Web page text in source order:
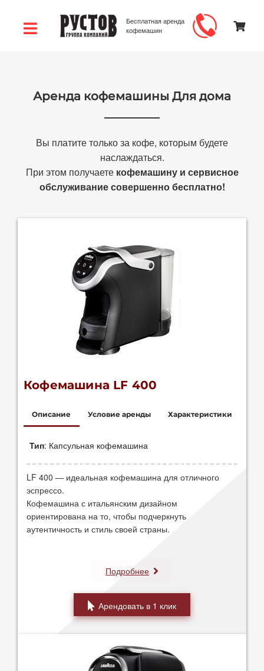
Бесплатная аренда
кофемашин
Аренда кофемашины Для дома
Вы платите только за кофе, которым будете
наслаждаться.
При этом получаете кофемашину и сервисное
обслуживание совершенно бесплатно!
Кофемашина LF 400
Описание Условие аренды Характеристики
Тип: Капсульная кофемашина
LF 400 — идеальная кофемашина для отличного
эспрессо.
Кофемашина с итальянским дизайном
ориентирована на то, чтобы подчеркнуть
аутентичность и стиль своей страны.
Цена 0 руб./меспри покупке
Для офиса, Для дома, Для салона
Кофемашина-автомат, две запрограммированные
- Резервуар для воды 1,2 литра.
- Накопитель для отработанных капсул рассчитан на
8 чашек.
- Регулировка высоты подставки для чашки.
- Электропитание 220-240в. 50гц.
Подробнее
Арендовать в 1 клик